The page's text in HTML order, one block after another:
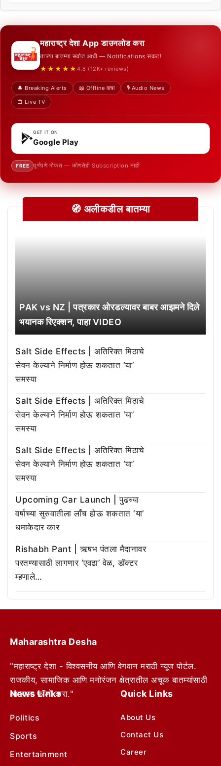
महाराष्ट्र देशा App डाउनलोड करा
ताज्या बातम्या सर्वात आधी — Notifications सकट!
★★★★★ 4.8 (12K+ reviews)
🔔 Breaking Alerts 📖 Offline वाचा
🎙️ Audio News
📺 Live TV
GET IT ON
Google Play
FREE पूर्णपणे मोफत — कोणतेही Subscription नाही
🧭 अलीकडील बातम्या
PAK vs NZ | पत्रकार ओरडल्यावर बाबर आझमने दिले
भयानक रिएक्शन, पाहा VIDEO
Salt Side Effects | अतिरिक्त मिठाचे
सेवन केल्याने निर्माण होऊ शकतात ‘या’
समस्या
Salt Side Effects | अतिरिक्त मिठाचे
सेवन केल्याने निर्माण होऊ शकतात ‘या’
समस्या
Salt Side Effects | अतिरिक्त मिठाचे
सेवन केल्याने निर्माण होऊ शकतात ‘या’
समस्या
Upcoming Car Launch | पुढच्या
वर्षाच्या सुरुवातीला लाँच होऊ शकतात ‘या’
धमाकेदार कार
Rishabh Pant | ऋषभ पंतला मैदानावर
परतण्यासाठी लागणार ‘एवढा’ वेळ, डॉक्टर
म्हणाले…
Maharashtra Desha
"महाराष्ट्र देशा - विश्वसनीय आणि वेगवान मराठी न्यूज पोर्टल.
राजकीय, सामाजिक आणि मनोरंजन क्षेत्रातील अचूक बातम्यांसाठी
आम्हाला फॉलो करा."
News Links
Politics
Sports
Entertainment
Quick Links
About Us
Contact Us
Career